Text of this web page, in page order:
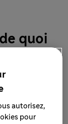
quoi
pris en
touche
autorisez,
pour